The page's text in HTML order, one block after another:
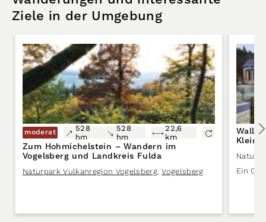
Ziele in der Umgebung
moderat
528
hm
528
hm
22,6
km
Zum Hohmichelstein – Wandern im
Vogelsberg und Landkreis Fulda
Naturpark Vulkanregion Vogelsberg, Vogelsberg
Ein Ort